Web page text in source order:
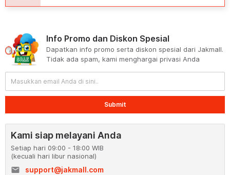
Info Promo dan Diskon Spesial
Dapatkan info promo serta diskon spesial dari Jakmall.
Tidak ada spam, kami menghargai privasi Anda
Submit
Kami siap melayani Anda
Setiap hari 09:00 - 18:00 WIB
(kecuali hari libur nasional)
email
support@jakmall.com